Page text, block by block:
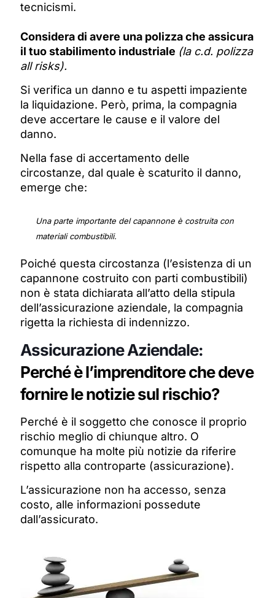
tecnicismi.
Considera di avere una polizza che assicura
il tuo stabilimento industriale (la c.d. polizza
all risks).
Si verifica un danno e tu aspetti impaziente
la liquidazione. Però, prima, la compagnia
deve accertare le cause e il valore del
danno.
Nella fase di accertamento delle
circostanze, dal quale è scaturito il danno,
emerge che:
Una parte importante del capannone è costruita con
materiali combustibili.
Poiché questa circostanza (l’esistenza di un
capannone costruito con parti combustibili)
non è stata dichiarata all’atto della stipula
dell’assicurazione aziendale, la compagnia
rigetta la richiesta di indennizzo.
Assicurazione Aziendale:
Perché è l’imprenditore che deve
fornire le notizie sul rischio?
Perché è il soggetto che conosce il proprio
rischio meglio di chiunque altro. O
comunque ha molte più notizie da riferire
rispetto alla controparte (assicurazione).
L’assicurazione non ha accesso, senza
costo, alle informazioni possedute
dall’assicurato.